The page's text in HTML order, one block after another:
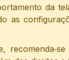
da
as